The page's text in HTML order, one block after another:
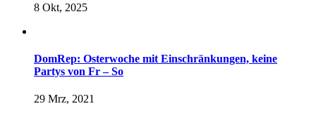
8 Okt, 2025
DomRep: Osterwoche mit Einschränkungen, keine
Partys von Fr – So
29 Mrz, 2021